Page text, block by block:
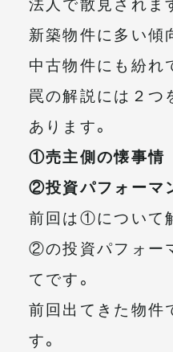
新築物件に多い傾
中古物件にも紛れ
罠の解説には２つ
あります。
①売主側の懐事情
②投資パフォーマ
前回は①について
②の投資パフォー
てです。
前回出てきた物件
す。